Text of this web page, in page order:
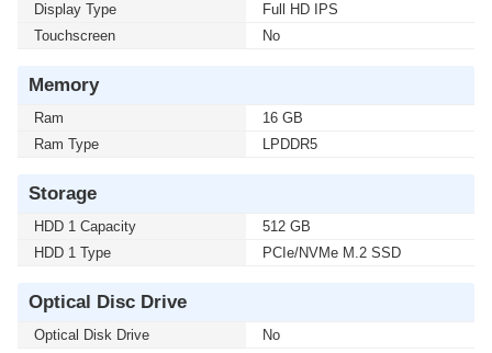
Display Type
Full HD IPS
Touchscreen
No
Memory
Ram
16 GB
Ram Type
LPDDR5
Storage
HDD 1 Capacity
512 GB
HDD 1 Type
PCIe/NVMe M.2 SSD
Optical Disc Drive
Optical Disk Drive No